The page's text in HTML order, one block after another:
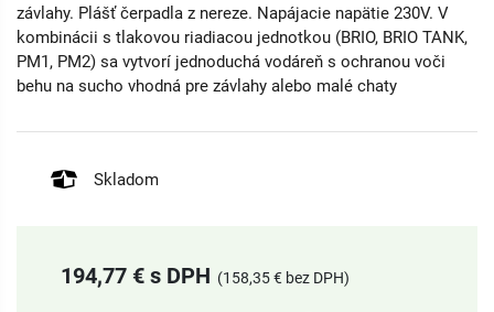
závlahy. Plášť čerpadla z nereze. Napájacie napätie 230V. V
kombinácii s tlakovou riadiacou jednotkou (BRIO, BRIO TANK,
PM1, PM2) sa vytvorí jednoduchá vodáreň s ochranou voči
behu na sucho vhodná pre závlahy alebo malé chaty
Skladom
194,77 € s DPH (158,35 € bez DPH)